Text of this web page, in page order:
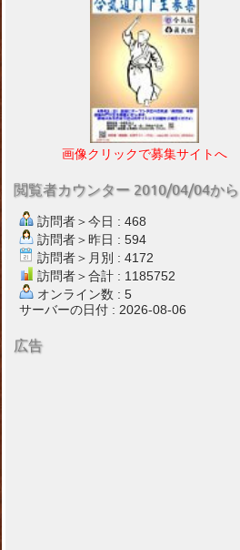
画像クリックで募集サイトへ
閲覧者カウンター 2010/04/04から
訪問者＞今日 : 468
訪問者＞昨日 : 594
訪問者＞月別 : 4172
訪問者＞合計 : 1185752
オンライン数 : 5
サーバーの日付 : 2026-08-06
広告